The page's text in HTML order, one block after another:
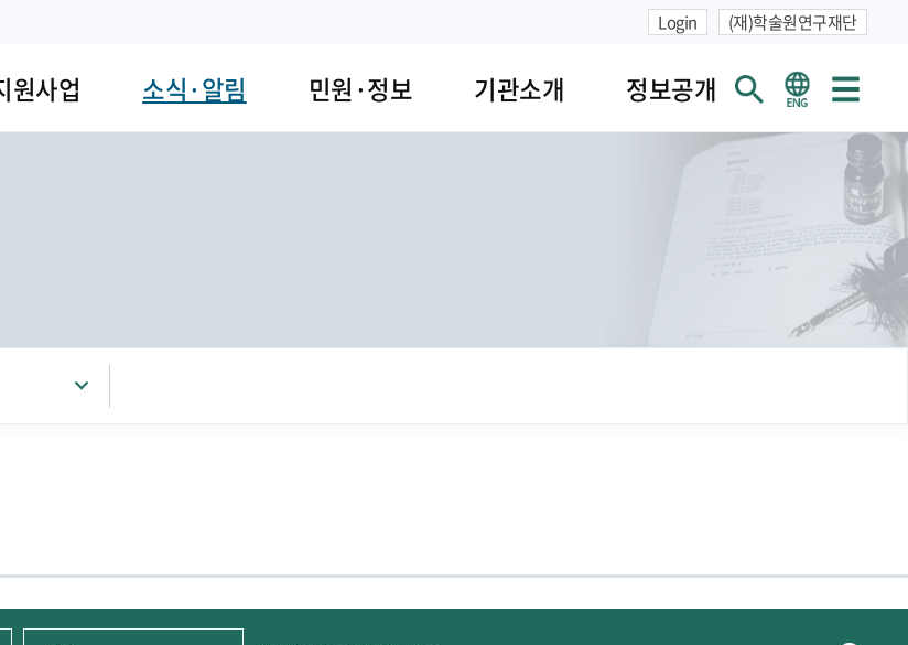
Login (재)학술원연구재단
원사업 소식·알림 민원·정보 기관소개 정보공개